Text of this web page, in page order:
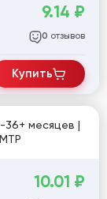
9.14 ₽
0 отзывов
Купить
36+ месяцев |
10.01 ₽